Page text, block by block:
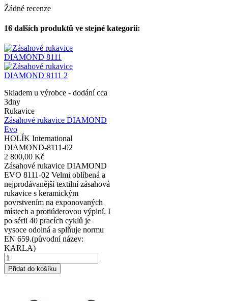
Žádné recenze
16 dalších produktů ve stejné kategorii:
Skladem u výrobce - dodání cca
3dny
Rukavice
Zásahové rukavice DIAMOND
Evo
HOLÍK International
DIAMOND-8111-02
2 800,00 Kč
Zásahové rukavice DIAMOND
EVO 8111-02 Velmi oblíbená a
nejprodávanější textilní zásahová
rukavice s keramickým
povrstvením na exponovaných
místech a protiúderovou výplní. I
po sérii 40 pracích cyklů je
vysoce odolná a splňuje normu
EN 659.(původní název:
KARLA)
Přidat do košíku